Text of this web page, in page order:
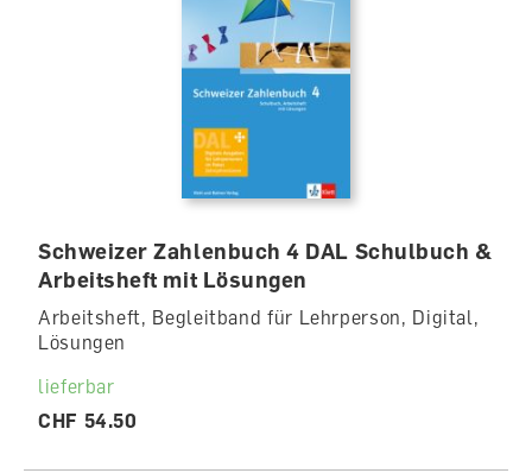
Schweizer Zahlenbuch 4 DAL Schulbuch &
Arbeitsheft mit Lösungen
Arbeitsheft, Begleitband für Lehrperson, Digital,
Lösungen
lieferbar
CHF 54.50